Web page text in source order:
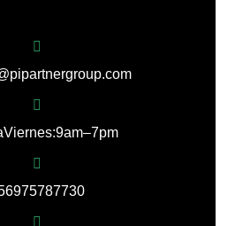
Viernes: 9 am – 7 pm
9 7578 7730